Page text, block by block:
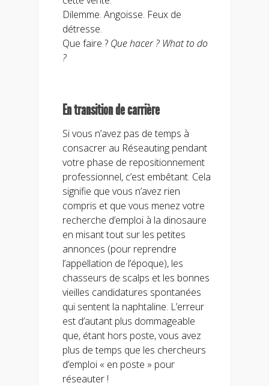
Dilemme. Angoisse. Feux de
détresse.
Que faire ? Que hacer ? What to do
?
En transition de carrière
Si vous n’avez pas de temps à
consacrer au Réseauting pendant
votre phase de repositionnement
professionnel, c’est embêtant. Cela
signifie que vous n’avez rien
compris et que vous menez votre
recherche d’emploi à la dinosaure
en misant tout sur les petites
annonces (pour reprendre
l’appellation de l’époque), les
chasseurs de scalps et les bonnes
vieilles candidatures spontanées
qui sentent la naphtaline. L’erreur
est d’autant plus dommageable
que, étant hors poste, vous avez
plus de temps que les chercheurs
d’emploi « en poste » pour
réseauter !